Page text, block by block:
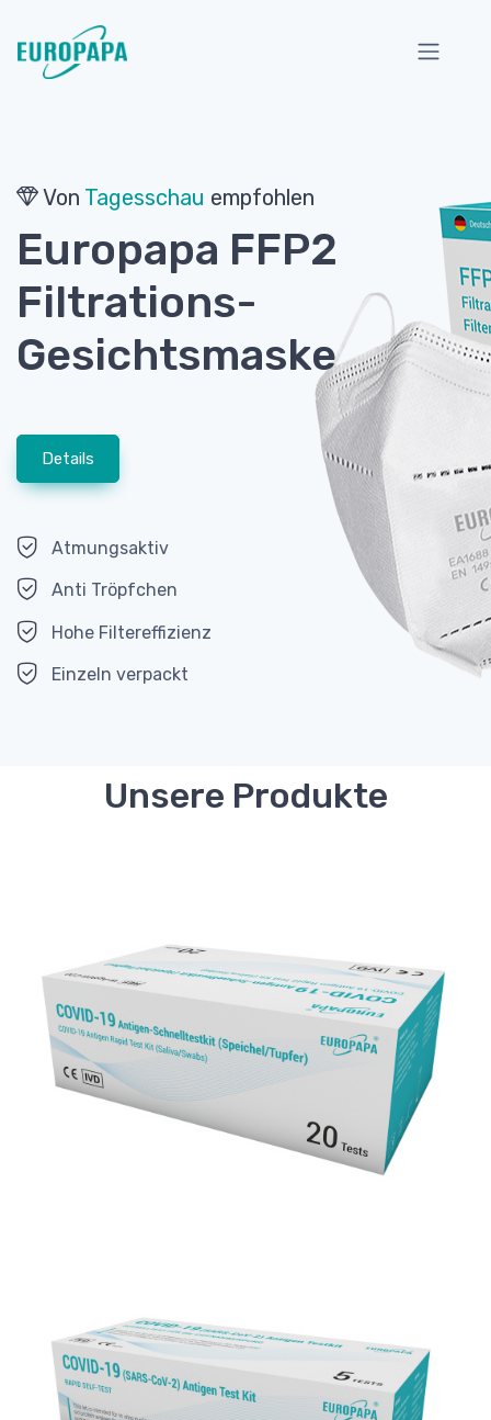
Von Tagesschau empfohlen
Europapa FFP2
Filtrations-
Gesichtsmaske
Details
Atmungsaktiv
Anti Tröpfchen
Hohe Filtereffizienz
Einzeln verpackt
Unsere Produkte